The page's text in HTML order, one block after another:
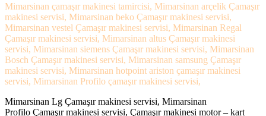
Mimarsinan çamaşır makinesi tamircisi, Mimarsinan arçelik Çamaşır
makinesi servisi, Mimarsinan beko Çamaşır makinesi servisi,
Mimarsinan vestel Çamaşır makinesi servisi, Mimarsinan Regal
Çamaşır makinesi servisi, Mimarsinan altus Çamaşır makinesi
servisi, Mimarsinan siemens Çamaşır makinesi servisi, Mimarsinan
Bosch Çamaşır makinesi servisi, Mimarsinan samsung Çamaşır
makinesi servisi, Mimarsinan hotpoint ariston çamaşır makinesi
servisi, Mimarsinan Profilo çamaşır makinesi servisi,
Mimarsinan Lg Çamaşır makinesi servisi, Mimarsinan
Profilo Çamaşır makinesi servisi, Çamaşır makinesi motor – kart